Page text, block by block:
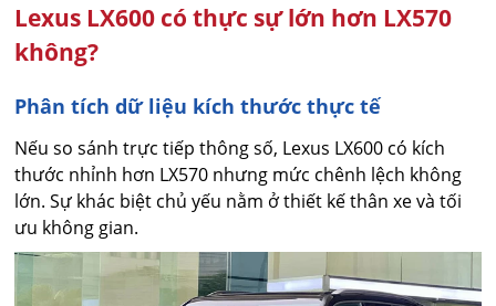
Lexus LX600 có thực sự lớn hơn LX570
không?
Phân tích dữ liệu kích thước thực tế
Nếu so sánh trực tiếp thông số, Lexus LX600 có kích
thước nhỉnh hơn LX570 nhưng mức chênh lệch không
lớn. Sự khác biệt chủ yếu nằm ở thiết kế thân xe và tối
ưu không gian.